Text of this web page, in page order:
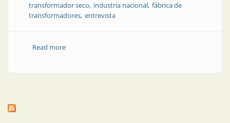
transformador seco industria nacional fábrica de
transformadores entrevista
Read moreabout Una experiencia transformadora: visita a la